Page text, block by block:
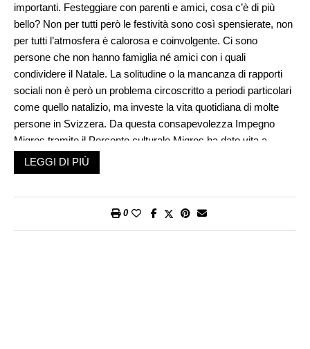
importanti. Festeggiare con parenti e amici, cosa c’è di più
bello? Non per tutti però le festività sono così spensierate, non
per tutti l’atmosfera è calorosa e coinvolgente. Ci sono
persone che non hanno famiglia né amici con i quali
condividere il Natale. La solitudine o la mancanza di rapporti
sociali non è però un problema circoscritto a periodi particolari
come quello natalizio, ma investe la vita quotidiana di molte
persone in Svizzera. Da questa consapevolezza Impegno
Migros tramite il Percento culturale Migros ha dato vita a
progetti volti proprio a favorire le interazioni sociali e i contatti
tra persone, rafforzando la coesione sociale. Tra questi citiamo
si conoscono si incontrano e si raccontano aneddoti ed
LEGGI DI PIÙ
0